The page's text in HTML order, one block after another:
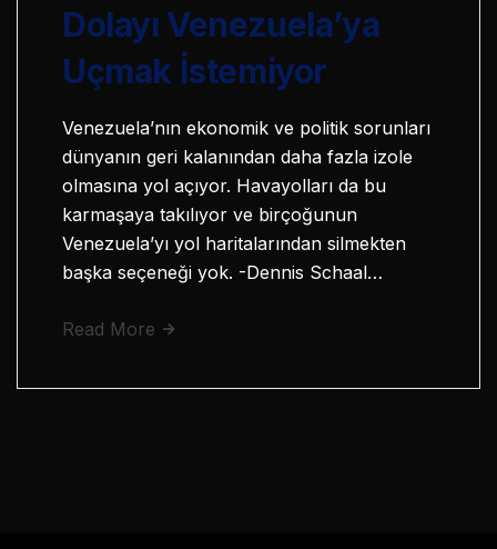
Dolayı Venezuela’ya
Uçmak İstemiyor
Venezuela’nın ekonomik ve politik sorunları
dünyanın geri kalanından daha fazla izole
olmasına yol açıyor. Havayolları da bu
karmaşaya takılıyor ve birçoğunun
Venezuela’yı yol haritalarından silmekten
başka seçeneği yok. -Dennis Schaal…
Read More